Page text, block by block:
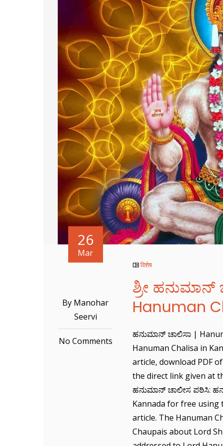
26
Mar
By Manohar
Seervi
No Comments
विशेष
ಶ್ರೀ
Hanuman
ಹನುಮಾನ್ ಚಾಲಿಸಾ |
Hanuman Chalisa in
article, download PDF
the direct link given at
ಹನುಮಾನ್ ಚಾಲೀಸ ಪಠಿಸಿ:
Kannada for free
article. The Hanuman
Chaupais about Lord